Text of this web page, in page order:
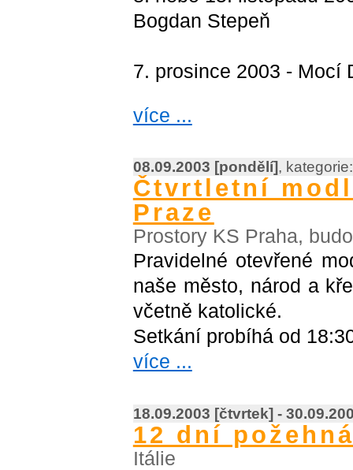
Bogdan Stepeň
7. prosince 2003 - Mocí
více ...
08.09.2003 [pondělí],
Čtvrtletní
Praze
Prostory KS Praha,
Pravidelné otevřené
naše město, národ a
včetně katolické.
Setkání probíhá od
více ...
18.09.2003 [čtvrtek] -
12 dní
Itálie